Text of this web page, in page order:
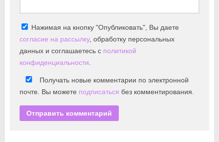
Нажимая на кнопку "Опубликовать", Вы даете
согласие на рассылку, обработку персональных
данных и соглашаетесь с политикой
конфиденциальности
Получать новые комментарии по электронной
почте. Вы можете подписаться без комментирования.